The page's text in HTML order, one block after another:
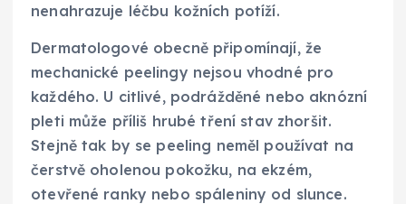
nenahrazuje léčbu kožních potíží.
Dermatologové obecně připomínají, že
mechanické peelingy nejsou vhodné pro
každého. U citlivé, podrážděné nebo aknózní
pleti může příliš hrubé tření stav zhoršit.
Stejně tak by se peeling neměl používat na
čerstvě oholenou pokožku, na ekzém,
otevřené ranky nebo spáleniny od slunce.